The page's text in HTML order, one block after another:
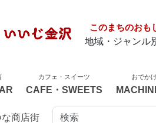
このまちのおも
地域・ジャンル
カフェ・スイーツ
CAFE・SWEETS
おでか
商店街